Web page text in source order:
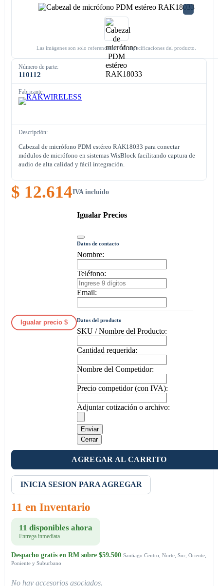
Las imágenes son solo referenciales. Ver especificaciones del producto.
Número de parte:
110112
Fabricante:
Descripción:
Cabezal de micrófono PDM estéreo RAK18033 para conectar
módulos de micrófono en sistemas WisBlock facilitando captura de
audio de alta calidad y fácil integración.
$ 12.614IVA incluido
Igualar precio $
Igualar Precios
Datos de contacto
Nombre:
Teléfono:
Email:
Datos del producto
SKU / Nombre del Producto:
Cantidad requerida:
Nombre del Competidor:
Precio competidor (con IVA):
Adjuntar cotización o archivo:
Enviar
Cerrar
AGREGAR AL CARRITO
INICIA SESION PARA AGREGAR
11 en Inventario
11 disponibles ahora
Entrega inmediata
Despacho gratis en RM sobre $59.500 Santiago Centro, Norte, Sur, Oriente,
Poniente y Suburbano
No hay accesorios asociados.